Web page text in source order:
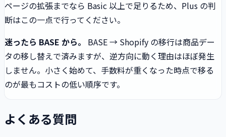
ページの拡張までなら Basic 以上で足りるため、Plus の判
断はこの一点で行ってください。
迷ったら BASE から。
BASE → Shopify の移行は商品デー
タの移し替えで済みますが、逆方向に動く理由はほぼ発生
しません。小さく始めて、手数料が重くなった時点で移る
のが最もコストの低い順序です。
よくある質問